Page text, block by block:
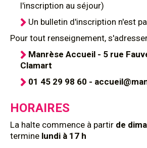
l'inscription au séjour)
Un bulletin d'inscription n'est
Pour tout renseignement,
Manrèse Accueil - 5 rue
Clamart
01 45 29 98 60 -
HORAIRES
La halte commence à partir de
termine lundi à 17 h